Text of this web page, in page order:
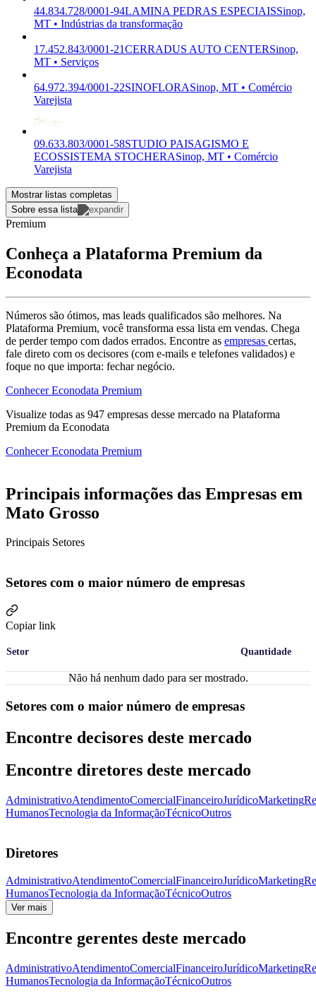
44.834.728/0001-94LAMINA PEDRAS ESPECIAISSinop,
MT • Indústrias da transformação
17.452.843/0001-21CERRADUS AUTO CENTERSinop,
MT • Serviços
64.972.394/0001-22SINOFLORASinop, MT • Comércio
Varejista
09.633.803/0001-58STUDIO PAISAGISMO E
ECOSSISTEMA STOCHERASinop, MT • Comércio
Varejista
Mostrar listas completas
Sobre essa lista
Premium
Conheça a Plataforma Premium da
Econodata
Números são ótimos, mas leads qualificados são melhores. Na
Plataforma Premium, você transforma essa lista em vendas. Chega
de perder tempo com dados errados. Encontre as empresas certas,
fale direto com os decisores (com e-mails e telefones validados) e
foque no que importa: fechar negócio.
Conhecer Econodata Premium
Visualize todas as 947 empresas desse mercado na Plataforma
Premium da Econodata
Conhecer Econodata Premium
Principais informações das Empresas em
Mato Grosso
Principais Setores
Setores com o maior número de empresas
Copiar link
Setor Quantidade
Não há nenhum dado para ser mostrado.
Setores com o maior número de empresas
Encontre decisores deste mercado
Encontre diretores deste mercado
AdministrativoAtendimentoComercialFinanceiroJurídicoMarketing
HumanosTecnologia da InformaçãoTécnicoOutros
Diretores
AdministrativoAtendimentoComercialFinanceiroJurídicoMarketing
HumanosTecnologia da InformaçãoTécnicoOutros
Ver mais
Encontre gerentes deste mercado
AdministrativoAtendimentoComercialFinanceiroJurídicoMarketing
HumanosTecnologia da InformaçãoTécnicoOutros